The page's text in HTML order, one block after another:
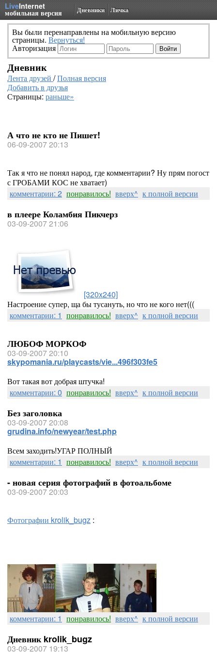
LiveInternet
мобильная версия Дневники Личка
Вы были перенаправлены на мобильную версию
страницы. Вернуться!
Авторизация
Дневник
Лента друзей /Полная версия
Добавить в друзья
Страницы: раньше»
А что не кто не Пишет!
06-09-2007 20:13
Так я что не понял народ, где комментарии? Ну прям погост
с ГРОБАМИ КОС не хватает)
комментарии: 2 понравилось! вверх^ к полной версии
в плеере Коламбия Пикчерз
03-09-2007 21:06
[320x240]
Настроение супер, ща бы тусануть, но что не кого нет(((
комментарии: 1 понравилось! вверх^ к полной версии
ЛЮБОФ МОРКОФ
03-09-2007 20:10
skypomania.ru/playcasts/vie...496f303fe5
Вот такая вот добрая штучка!
комментарии: 0 понравилось! вверх^ к полной версии
Без заголовка
03-09-2007 20:08
grudina.info/newyear/test.php
Всем заходить!УГАР ПОЛНЫЙ
комментарии: 1 понравилось! вверх^ к полной версии
- новая серия фотографий в фотоальбоме
03-09-2007 20:03
Фотографии krolik_bugz :
комментарии: 1 понравилось! вверх^ к полной версии
Дневник krolik_bugz
03-09-2007 19:13